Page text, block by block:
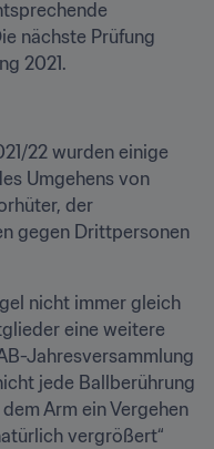
nächste Prüfung
2021.
22 wurden einige
Umgehens von
der
gegen Drittpersonen
nicht immer gleich
eine weitere
Jahresversammlung
jede Ballberührung
Arm ein Vergehen
vergrößert“